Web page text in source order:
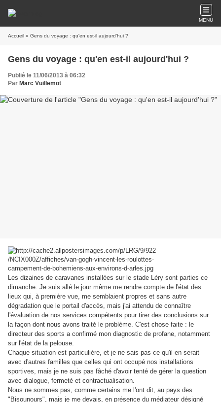
MENU
Accueil » Gens du voyage : qu'en est-il aujourd'hui ?
Gens du voyage : qu'en est-il aujourd'hui ?
Publié le 11/06/2013 à 06:32
Par Marc Vuillemot
Les dizaines de caravanes installées sur le stade Léry sont parties ce
dimanche. Je suis allé le jour même me rendre compte de l'état des
lieux qui, à première vue, me semblaient propres et sans autre
dégradation que le portail d'accès, mais j'ai attendu de connaître
l'évaluation de nos services compétents pour tirer des conclusions sur
la façon dont nous avons traité le problème. C'est chose faite : le
directeur des sports a confirmé mon diagnostic de profane, notamment
sur l'état de la pelouse.
Chaque situation est particulière, et je ne sais pas ce qu'il en serait
avec d'autres familles que celles qui ont occupé nos installations
sportives, mais je ne suis pas fâché d'avoir tenté de gérer la question
avec dialogue, fermeté et contractualisation.
Nous ne sommes pas, comme certains me l'ont dit, au pays des
"Bisounours", mais je me devais, en présence du médiateur désigné